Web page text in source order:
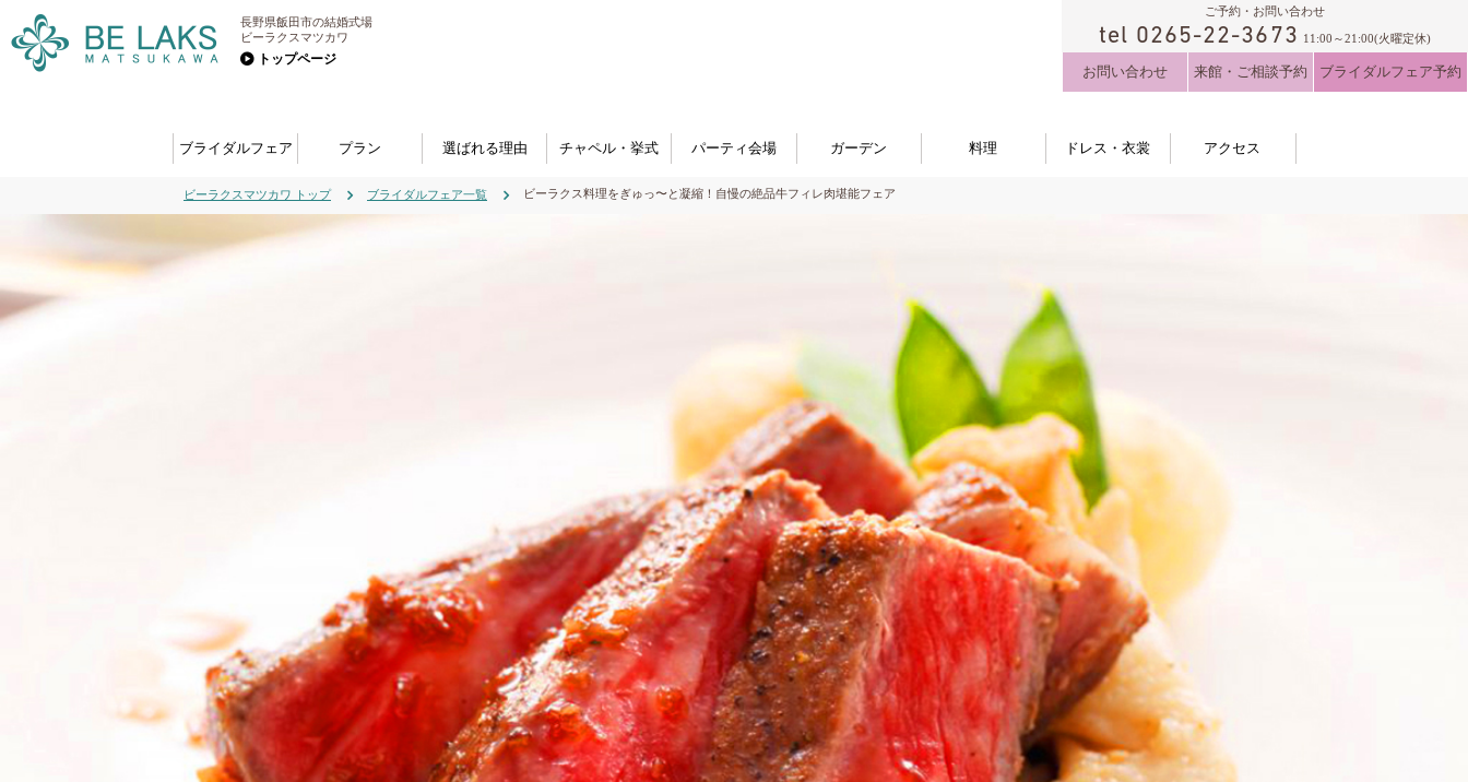
長野県飯田市の結婚式場
ビーラクスマツカワ
トップページ
ご予約・お問い合わせ
tel 0265-22-3673 11:00～21:00(火曜定休)
お問い合わせ 来館・ご相談予約 ブライダルフェア予約
ブライダルフェア プラン 選ばれる理由 チャペル・挙式 パーティ会場 ガーデン 料理 ドレス・衣裳 アクセス
ビーラクスマツカワ トップ ブライダルフェア一覧 ビーラクス料理をぎゅっ〜と凝縮！自慢の絶品牛フィレ肉堪能フェア